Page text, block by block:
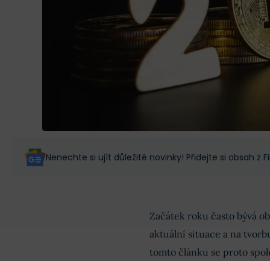
Nenechte si ujít důležité novinky! Přidejte si obsah z
Začátek roku často bývá
aktuální situace a na
tomto článku se proto